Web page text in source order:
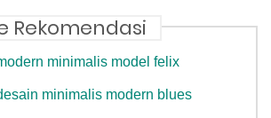
Rekomendasi
minimalis model felix
minimalis modern blues